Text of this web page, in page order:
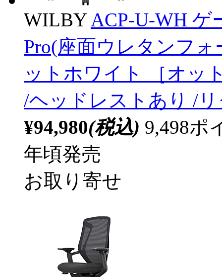
WILBY ACP-U-WH ゲ
Pro(座面ウレタンフ
ットホワイト ［オッ
/ヘッドレストあり /
¥94,980(税込) 9,498ポ
年頃発売
お取り寄せ